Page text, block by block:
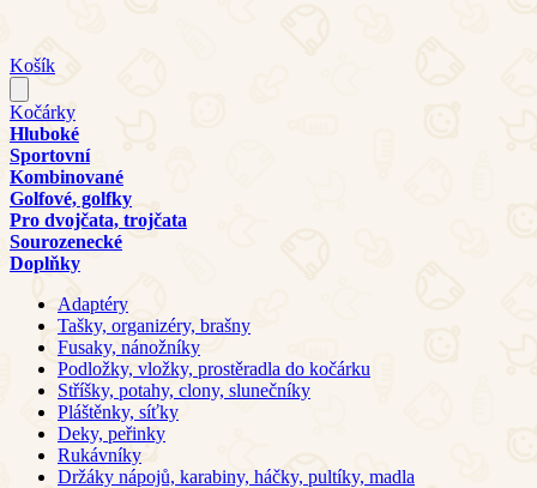
Košík
Kočárky
Hluboké
Sportovní
Kombinované
Golfové, golfky
Pro dvojčata, trojčata
Sourozenecké
Doplňky
Adaptéry
Tašky, organizéry, brašny
Fusaky, nánožníky
Podložky, vložky, prostěradla do kočárku
Stříšky, potahy, clony, slunečníky
Pláštěnky, síťky
Deky, peřinky
Rukávníky
Držáky nápojů, karabiny, háčky, pultíky, madla